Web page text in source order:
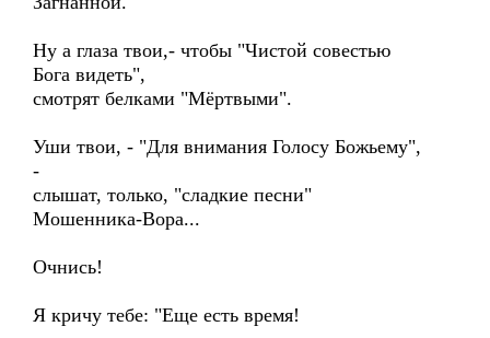
Ну а глаза твои,- чтобы "Чистой совестью
Бога видеть",
смотрят белками "Мёртвыми".
Уши твои, - "Для внимания Голосу Божьему",
-
слышат, только, "сладкие песни"
Мошенника-Вора...
Очнись!
Я кричу тебе: "Еще есть время!